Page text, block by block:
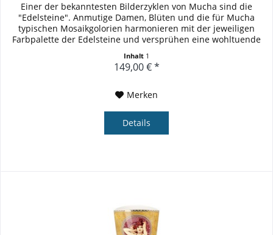
Einer der bekanntesten Bilderzyklen von Mucha sind die
"Edelsteine". Anmutige Damen, Blüten und die für Mucha
typischen Mosaikgolorien harmonieren mit der jeweiligen
Farbpalette der Edelsteine und versprühen eine wohltuende
Inhalt 1
149,00 € *
Merken
Details